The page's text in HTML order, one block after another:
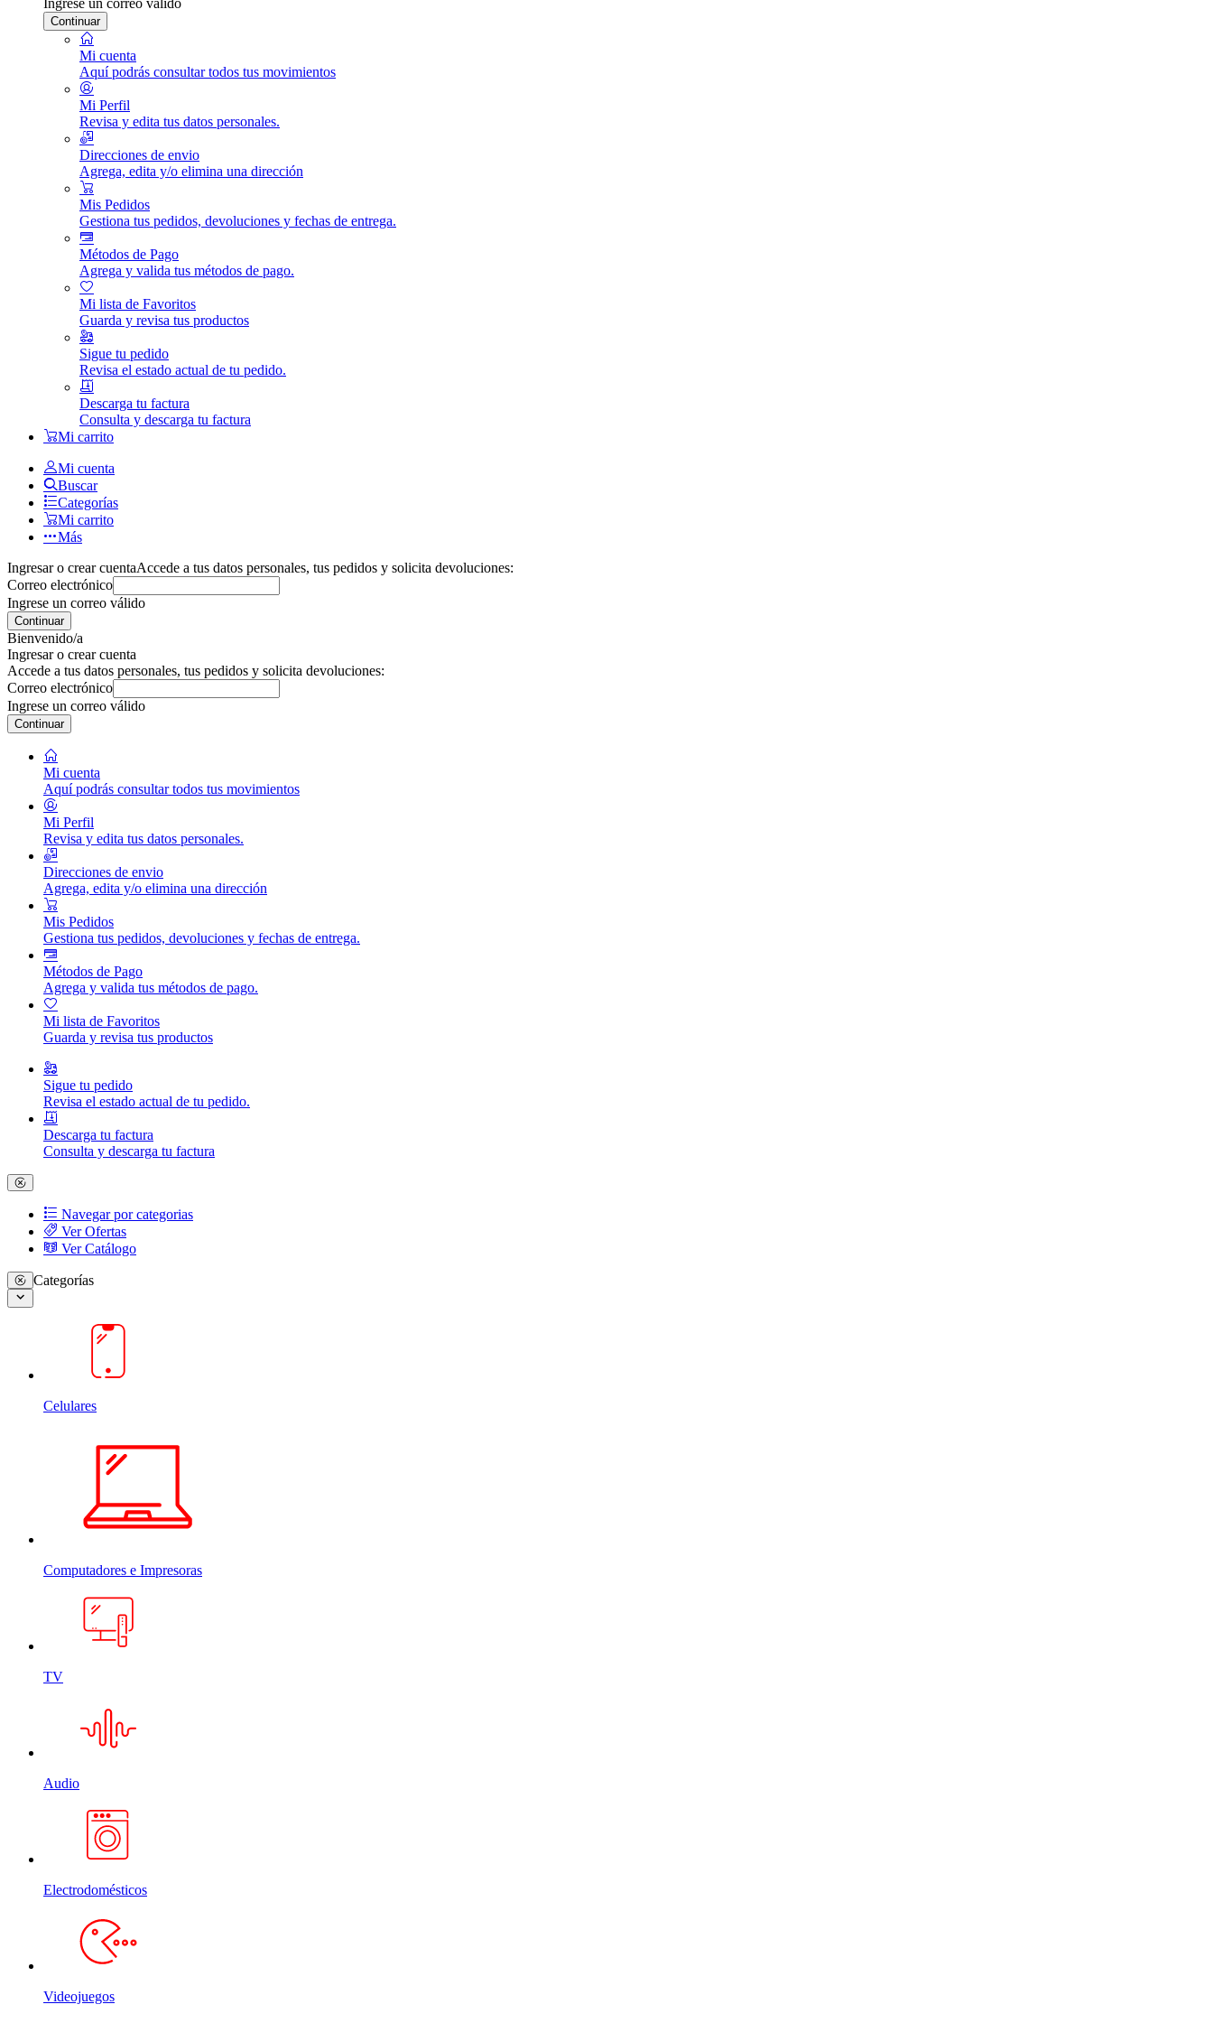
Continuar
Mi cuenta
Aquí podrás consultar todos tus movimientos
Mi Perfil
Revisa y edita tus datos personales.
Direcciones de envio
Agrega, edita y/o elimina una dirección
Mis Pedidos
Gestiona tus pedidos, devoluciones y fechas de entrega.
Métodos de Pago
Agrega y valida tus métodos de pago.
Mi lista de Favoritos
Guarda y revisa tus productos
Sigue tu pedido
Revisa el estado actual de tu pedido.
Descarga tu factura
Consulta y descarga tu factura
Mi carrito
Mi cuenta
Buscar
Categorías
Mi carrito
Más
Ingresar o crear cuentaAccede a tus datos personales, tus pedidos y solicita devoluciones:
Correo electrónico
Ingrese un correo válido
Continuar
Bienvenido/a
Ingresar o crear cuenta
Accede a tus datos personales, tus pedidos y solicita devoluciones:
Correo electrónico
Ingrese un correo válido
Continuar
Mi cuenta
Aquí podrás consultar todos tus movimientos
Mi Perfil
Revisa y edita tus datos personales.
Direcciones de envio
Agrega, edita y/o elimina una dirección
Mis Pedidos
Gestiona tus pedidos, devoluciones y fechas de entrega.
Métodos de Pago
Agrega y valida tus métodos de pago.
Mi lista de Favoritos
Guarda y revisa tus productos
Sigue tu pedido
Revisa el estado actual de tu pedido.
Descarga tu factura
Consulta y descarga tu factura
Navegar por categorias
Ver Ofertas
Ver Catálogo
Categorías
Celulares
Computadores e Impresoras
TV
Audio
Electrodomésticos
Videojuegos